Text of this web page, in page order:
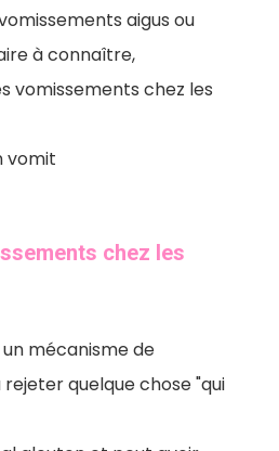
aigus ou
à connaître,
vomissements chez les
vomit
chez les
mécanisme de
quelque chose "qui